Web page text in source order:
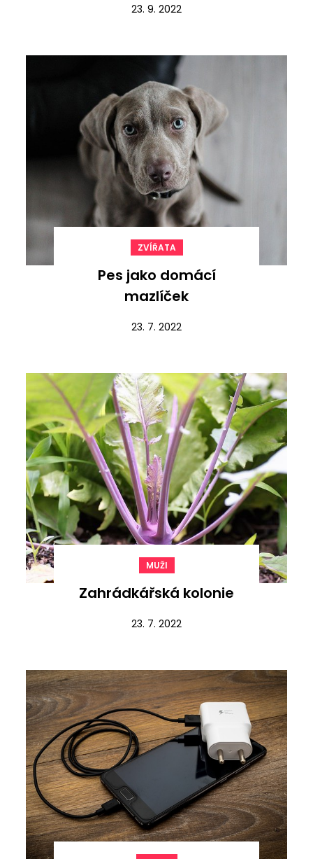
23. 9. 2022
ZVÍŘATA
Pes jako domácí
mazlíček
23. 7. 2022
MUŽI
Zahrádkářská kolonie
23. 7. 2022